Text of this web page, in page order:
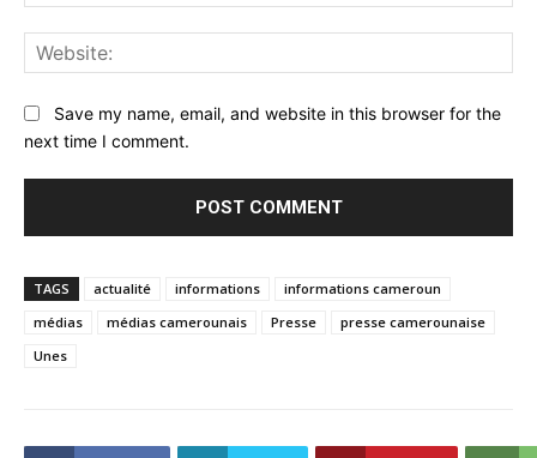
Save my name, email, and website in this browser for the
next time I comment.
TAGS actualité informations
informations cameroun
médias
médias camerounais Presse
presse camerounaise
Unes